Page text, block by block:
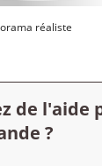
réaliste
de l'aide
?